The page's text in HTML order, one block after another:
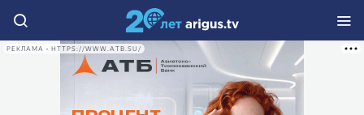
РЕКЛАМА • HTTPS://WWW.ATB.SU/